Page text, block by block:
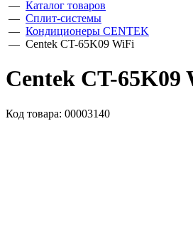
— Каталог товаров
— Сплит-системы
— Кондиционеры CENTEK
— Centek CT-65K09 WiFi
Centek CT-65K09
Код товара: 00003140